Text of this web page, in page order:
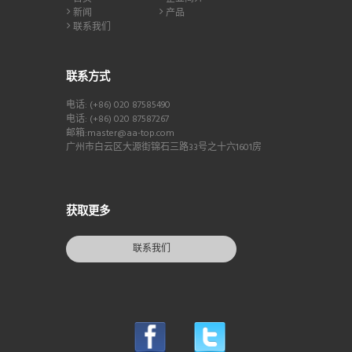
新闻
产品
联系我们
联系方式
电话: (+86) 020 87585490
电话: (+86) 020 87587267
邮箱:master@aa-top.com
广州市白云区大源街锦石三路33号之十六1601房
获取更多
联系我们